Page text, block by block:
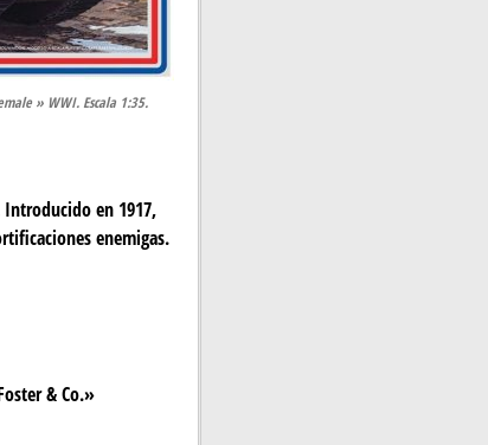
» WWI. Escala 1:35.
en 1917,
enemigas.
& Co.»